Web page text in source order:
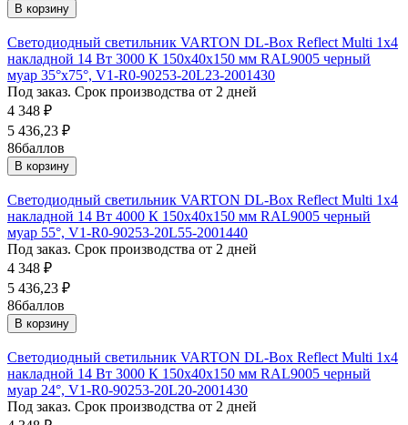
В корзину
Светодиодный светильник VARTON DL-Box Reflect Multi 1x4
накладной 14 Вт 3000 К 150х40х150 мм RAL9005 черный
муар 35°x75°, V1-R0-90253-20L23-2001430
Под заказ. Срок производства от 2 дней
4 348 ₽
5 436,23 ₽
86баллов
В корзину
Светодиодный светильник VARTON DL-Box Reflect Multi 1x4
накладной 14 Вт 4000 К 150х40х150 мм RAL9005 черный
муар 55°, V1-R0-90253-20L55-2001440
Под заказ. Срок производства от 2 дней
4 348 ₽
5 436,23 ₽
86баллов
В корзину
Светодиодный светильник VARTON DL-Box Reflect Multi 1x4
накладной 14 Вт 3000 К 150х40х150 мм RAL9005 черный
муар 24°, V1-R0-90253-20L20-2001430
Под заказ. Срок производства от 2 дней